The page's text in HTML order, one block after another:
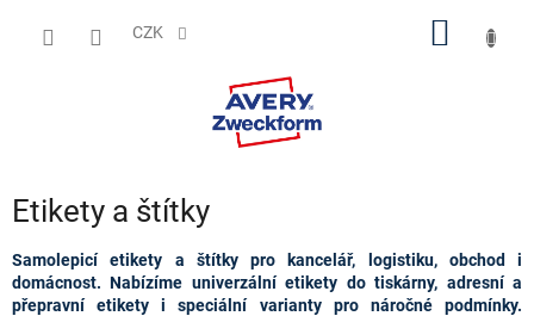
CZK
Etikety a štítky
Samolepicí etikety a štítky pro kancelář, logistiku, obchod i
domácnost. Nabízíme univerzální etikety do tiskárny, adresní a
přepravní etikety i speciální varianty pro náročné podmínky.